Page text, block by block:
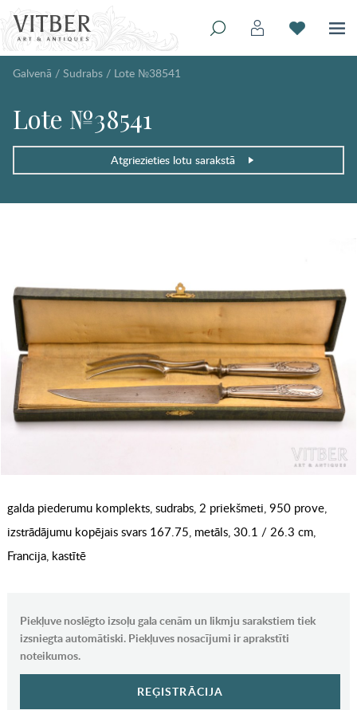
Galvenā / Sudrabs / Lote №38541
Lote №38541
Atgriezieties lotu sarakstā
galda piederumu komplekts, sudrabs, 2 priekšmeti, 950 prove,
izstrādājumu kopējais svars 167.75, metāls, 30.1 / 26.3 cm,
Francija, kastītē
Piekļuve noslēgto izsoļu gala cenām un likmju sarakstiem tiek
izsniegta automātiski. Piekļuves nosacījumi ir aprakstīti
noteikumos.
REĢISTRĀCIJA